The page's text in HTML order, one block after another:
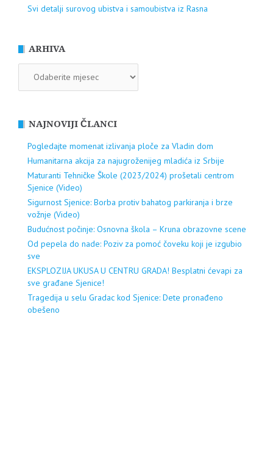
Svi detalji surovog ubistva i samoubistva iz Rasna
ARHIVA
NAJNOVIJI ČLANCI
Pogledajte momenat izlivanja ploče za Vladin dom
Humanitarna akcija za najugroženijeg mladića iz Srbije
Maturanti Tehničke Škole (2023/2024) prošetali centrom
Sjenice (Video)
Sigurnost Sjenice: Borba protiv bahatog parkiranja i brze
vožnje (Video)
Budućnost počinje: Osnovna škola – Kruna obrazovne scene
Od pepela do nade: Poziv za pomoć čoveku koji je izgubio
sve
EKSPLOZIJA UKUSA U CENTRU GRADA! Besplatni ćevapi za
sve građane Sjenice!
Tragedija u selu Gradac kod Sjenice: Dete pronađeno
obešeno